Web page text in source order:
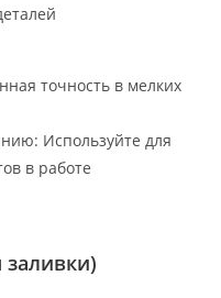
точность в мелких
Используйте для
в работе
заливки)